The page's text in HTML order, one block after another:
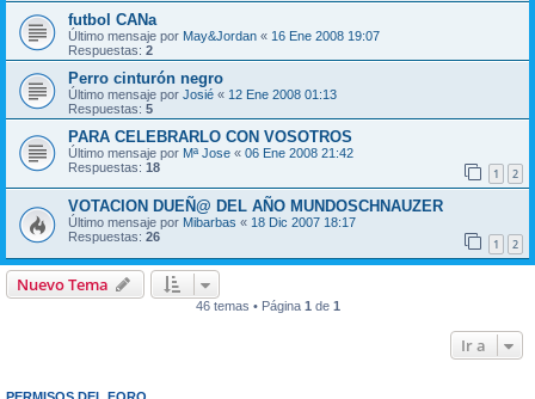
futbol CANa
Último mensaje por May&Jordan « 16 Ene 2008 19:07
Respuestas: 2
Perro cinturón negro
Último mensaje por Josié « 12 Ene 2008 01:13
Respuestas: 5
PARA CELEBRARLO CON VOSOTROS
Último mensaje por Mª Jose « 06 Ene 2008 21:42
Respuestas: 18 1 2
VOTACION DUEÑ@ DEL AÑO MUNDOSCHNAUZER
Último mensaje por Mibarbas « 18 Dic 2007 18:17
Respuestas: 26 1 2
Nuevo Tema
46 temas • Página 1 de 1
Ir a